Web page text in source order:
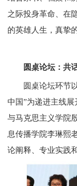
之际投身革命、在
的英雄人生，真挚
圆桌论坛：共
圆桌论坛环节
中国”为递进主线
与马克思主义学院
息传播学院李琳熙
论阐释、专业实践